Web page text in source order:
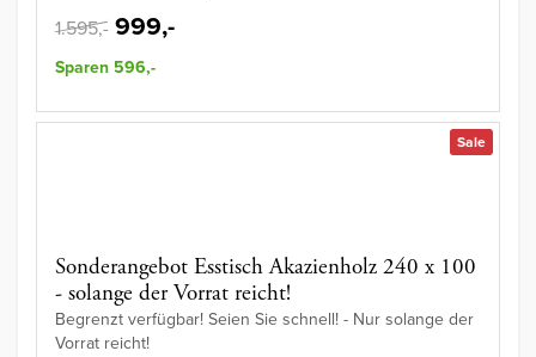
1.595,- 999,-
Sparen 596,-
Sale
Sonderangebot Esstisch Akazienholz 240 x 100
- solange der Vorrat reicht!
Begrenzt verfügbar! Seien Sie schnell! - Nur solange der
Vorrat reicht!